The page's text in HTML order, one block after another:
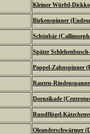
Kleiner Würfel-
Birkenspinner
Schönbär
Später
Pappel-Zahnspinner
Rauten-
Dornzikade
Rundflügel-
Oleanderschwärmer